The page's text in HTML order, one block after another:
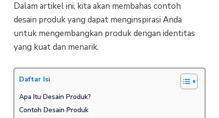
Dalam artikel ini, kita akan membahas contoh
desain produk yang dapat menginspirasi Anda
untuk mengembangkan produk dengan identitas
yang kuat dan menarik.
Daftar Isi
Apa Itu Desain Produk?
Contoh Desain Produk